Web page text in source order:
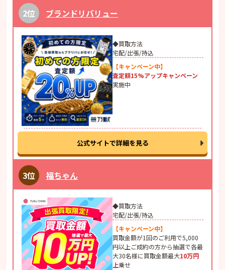
ブランドリバリュー
◆買取方法
宅配/出張/持込
【キャンペーン中】
査定額15%アップキャンペーン
実施中
公式サイトで詳細を見る
福ちゃん
◆買取方法
宅配/出張/持込
【キャンペーン中】
買取金額が1回のご利用で5,000
円以上ご成約の方から抽選で各最
大30名様に買取金額最大10万円
上乗せ